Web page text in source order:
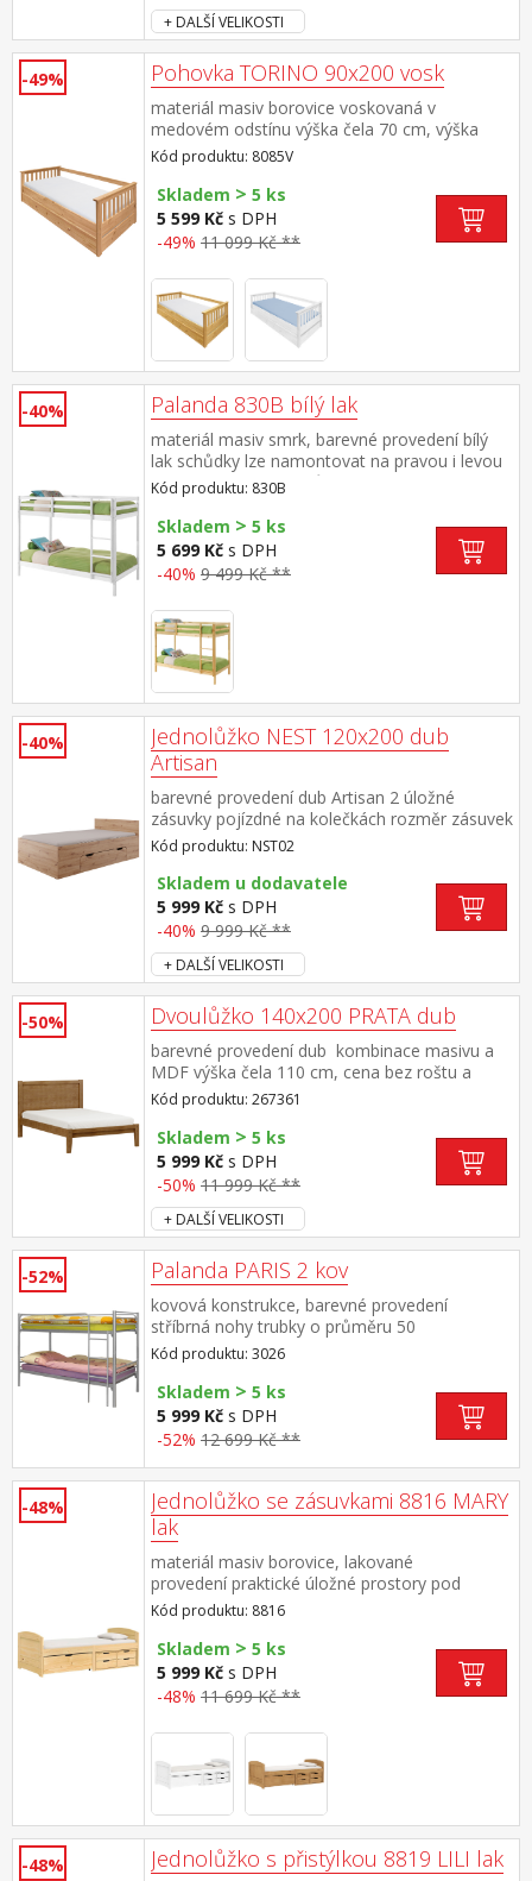
+ DALŠÍ VELIKOSTI
-49% Pohovka TORINO 90x200 vosk
materiál masiv borovice voskovaná v
medovém odstínu výška čela 70 cm, výška
sedu 42 cm, cena bez roštu a
matrace minimální doporučená výška matrace
15 cm doporučený rozměr matrace 90 × 200
cm a rošt R1 k pohovce možno dokoupit
výsuvnou přistýlku TORINO 8086V nebo
Kód produktu: 8085V
Skladem > 5 ks
5 599 Kč s DPH
-49% 11 099 Kč **
-40% Palanda 830B bílý lak
materiál masiv smrk, barevné provedení bílý
lak schůdky lze namontovat na pravou i levou
stranu, cena bez roštů a matrací doporučené
rozměry matrací a roštů 90 × 200 cm (M2, M5,
M9, M12, M24, M26, M41 a rošty R1)
Kód produktu: 830B
Skladem > 5 ks
5 699 Kč s DPH
-40% 9 499 Kč **
-40%
Jednolůžko NEST 120x200 dub
Artisan
barevné provedení dub Artisan 2 úložné
zásuvky pojízdné na kolečkách rozměr zásuvek
(š/h/v) 120 × 39 × 26 cm zásuvky jsou v ceně,
matrace a rošt nejsou v ceně doporučený
rozměr matrace a roštu 120 × 200
cm minimální doporučená výška matrace je 12
cm maximální nosnosti zásuvek jsou uvedeny
v návodu k montáži
Kód produktu: NST02
Skladem u dodavatele
5 999 Kč s DPH
-40% 9 999 Kč **
+ DALŠÍ VELIKOSTI
-50% Dvoulůžko 140x200 PRATA dub
barevné provedení dub kombinace masivu a
MDF výška čela 110 cm, cena bez roštu a
matrace doporučený rozměr matrace 140 ×
200 cm a rošt R3
Kód produktu: 267361
Skladem > 5 ks
5 999 Kč s DPH
-50% 11 999 Kč **
+ DALŠÍ VELIKOSTI
-52% Palanda PARIS 2 kov
kovová konstrukce, barevné provedení
stříbrná nohy trubky o průměru 50
mm možnost rozložení na dvě stejné postele,
nosnost jedné postele 140 kg cena bez
matrací, ale včetně kovových
roštů doporučený rozměr matrací 90 × 200
cm, maximální výška matrací 11 cm
Kód produktu: 3026
Skladem > 5 ks
5 999 Kč s DPH
-52% 12 699 Kč **
-48%
Jednolůžko se zásuvkami 8816 MARY
lak
materiál masiv borovice, lakované
provedení praktické úložné prostory pod
postelí (zásuvky) v ceně cena včetně roštu
(dřevěný laťkový), matrace není v
ceně doporučený rozměr matrace 90 × 200 cm
Kód produktu: 8816
Skladem > 5 ks
5 999 Kč s DPH
-48% 11 699 Kč **
-48% Jednolůžko s přistýlkou 8819 LILI lak